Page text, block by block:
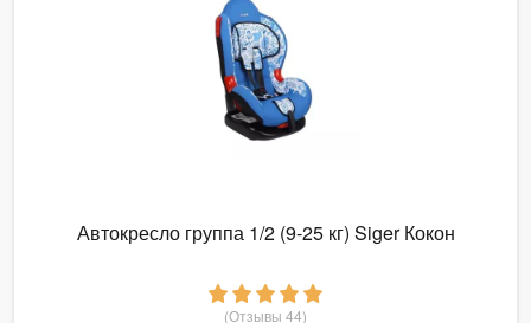
Автокресло группа 1/2 (9-25 кг) Siger Кокон
(Отзывы 44)